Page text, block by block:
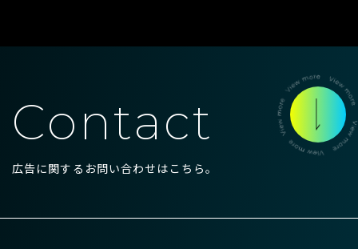
Contact
広告に関するお問い合わせはこちら。